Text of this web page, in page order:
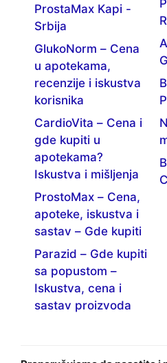
ProstaMax Kapi -
Srbija
GlukoNorm – Cena
u apotekama,
recenzije i iskustva
korisnika
CardioVita – Cena i
gde kupiti u
apotekama?
Iskustva i mišljenja
ProstoMax – Cena,
apoteke, iskustva i
sastav – Gde kupiti
Parazid – Gde kupiti
sa popustom –
Iskustva, cena i
sastav proizvoda